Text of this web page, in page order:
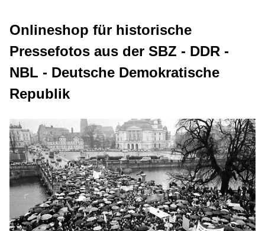
Onlineshop für historische
Pressefotos aus der SBZ - DDR -
NBL - Deutsche Demokratische
Republik